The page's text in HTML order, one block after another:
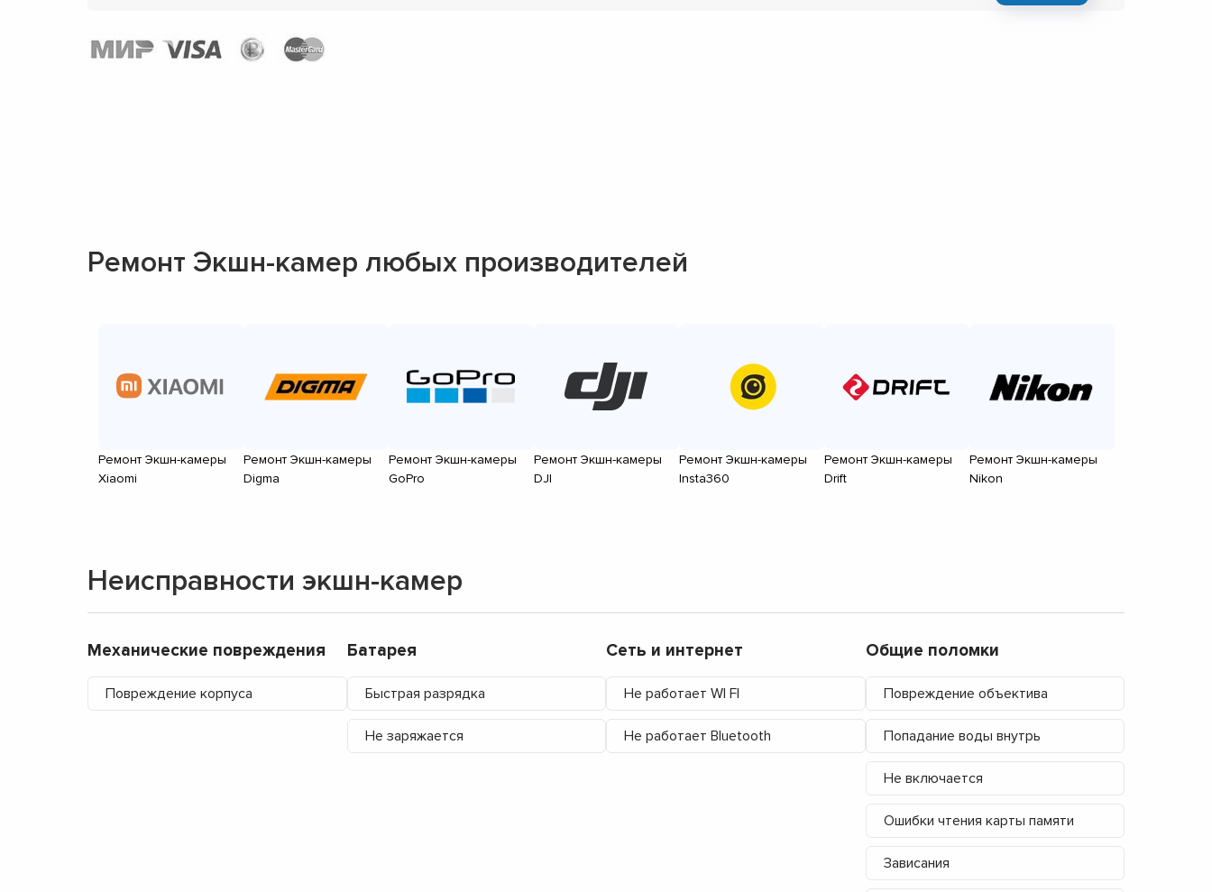
Ремонт Экшн-камер любых производителей
Ремонт Экшн-камеры
Xiaomi
Ремонт Экшн-камеры
Digma
Ремонт Экшн-камеры
GoPro
Ремонт Экшн-камеры
DJI
Ремонт Экшн-камеры
Insta360
Ремонт Экшн-камеры
Drift
Ремонт Экшн-камеры
Nikon
Неисправности экшн-камер
Механические повреждения
Повреждение корпуса
Батарея
Быстрая разрядка
Не заряжается
Сеть и интернет
Не работает WI FI
Не работает Bluetooth
Общие поломки
Повреждение объектива
Попадание воды внутрь
Не включается
Ошибки чтения карты памяти
Зависания